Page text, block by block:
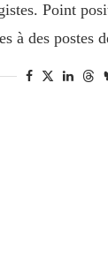
Point
à des postes